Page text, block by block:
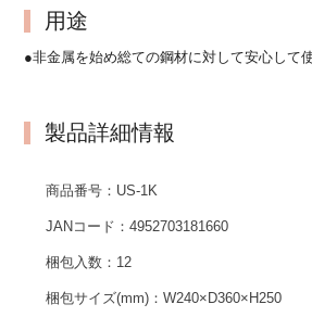
用途
●非金属を始め総ての鋼材に対して安心して
製品詳細情報
商品番号： US-1K
JANコード：4952703181660
梱包入数： 12
梱包サイズ(mm)：W240×D360×H250